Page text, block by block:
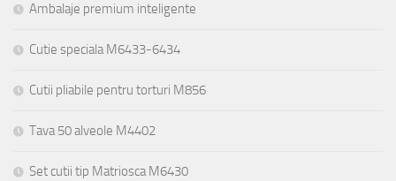
Ambalaje premium inteligente
Cutie speciala M6433-6434
Cutii pliabile pentru torturi M856
Tava 50 alveole M4402
Set cutii tip Matriosca M6430